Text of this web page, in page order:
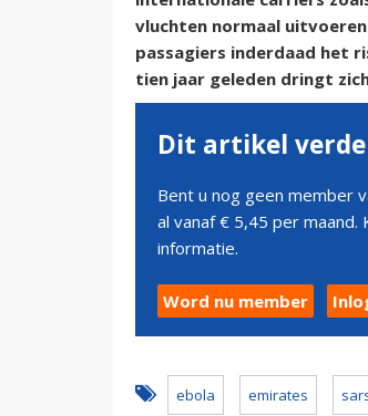
vluchten normaal
passagiers inderdaad het
tien jaar geleden dringt
Dit artikel
Bent u nog geen member
al vanaf € 5,45 per
informatie.
Word nu member
ebola emirates